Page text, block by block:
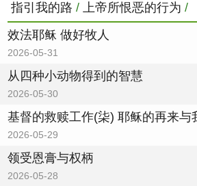
指引我的路 / 上帝所恨恶的行为 /
效法耶稣 做好牧人
2026-05-31
从四种小动物得到的智慧
2026-05-30
基督的救赎工作(柒) 耶稣的再来与
2026-05-29
领受恩膏与权柄
2026-05-28